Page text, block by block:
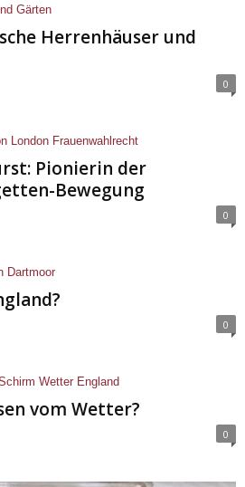
Herrenhäuser und
0
Pionierin der
Bewegung
0
0
vom Wetter?
0